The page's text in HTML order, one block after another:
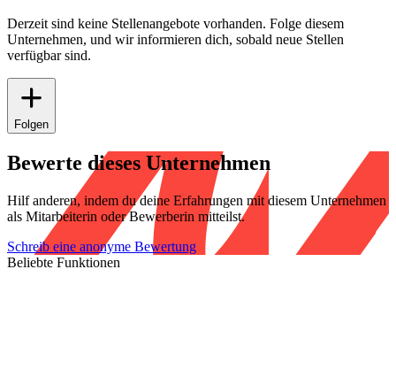
Derzeit sind keine Stellenangebote vorhanden. Folge diesem
Unternehmen, und wir informieren dich, sobald neue Stellen
verfügbar sind.
Folgen
Bewerte dieses Unternehmen
Hilf anderen, indem du deine Erfahrungen mit diesem Unternehmen
als Mitarbeiterin oder Bewerberin mitteilst.
Schreib eine anonyme Bewertung
Beliebte Funktionen